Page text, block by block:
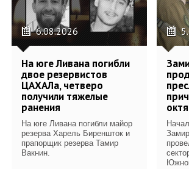
6.08.2026
На юге Ливана погибли
двое резервистов
ЦАХАЛа, четверо
получили тяжелые
ранения
На юге Ливана погибли майор
резерва Харель Биреншток и
прапорщик резерва Тамир
Вакнин.